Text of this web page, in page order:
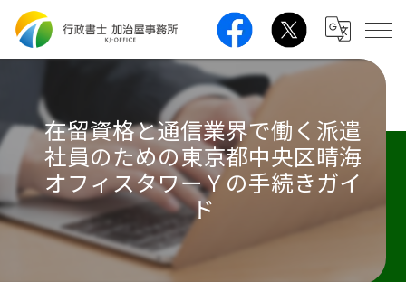
在留資格と通信業界で働く派遣
社員のための東京都中央区晴海
オフィスタワーＹの手続きガイ
ド